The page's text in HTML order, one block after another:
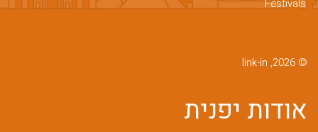
Festivals
© 2026, link-in
אודות יפנית